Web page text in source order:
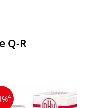
Q-R
4